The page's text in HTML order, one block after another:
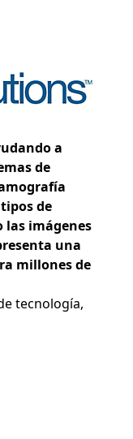
a
de
de
las imágenes
una
millones de
tecnología,